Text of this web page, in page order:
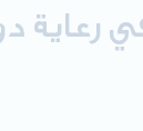
رعاية